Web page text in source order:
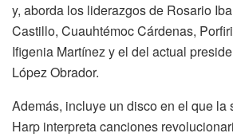
y, aborda los liderazgos de Rosario
Castillo, Cuauhtémoc Cárdenas,
Ifigenia Martínez y el del actual
López Obrador.
Además, incluye un disco en el que la
Harp interpreta canciones